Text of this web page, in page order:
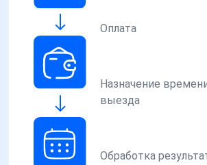
Оплата
Назначение
выезда
Обработка